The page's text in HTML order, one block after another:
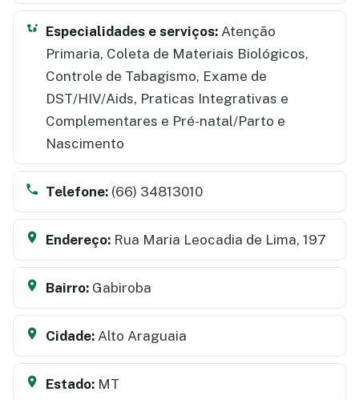
Especialidades e serviços: Atenção
Primaria, Coleta de Materiais Biológicos,
Controle de Tabagismo, Exame de
DST/HIV/Aids, Praticas Integrativas e
Complementares e Pré-natal/Parto e
Nascimento
Telefone: (66) 34813010
Endereço: Rua Maria Leocadia de Lima, 197
Bairro: Gabiroba
Cidade: Alto Araguaia
Estado: MT